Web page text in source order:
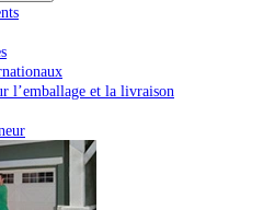
l’emballage et la livraison